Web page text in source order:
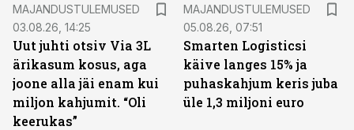
MAJANDUSTULEMUSED
03.08.26, 14:25
Uut juhti otsiv Via 3L
ärikasum kosus, aga
joone alla jäi enam kui
miljon kahjumit. “Oli
keerukas”
MAJANDUSTULEMUSED
05.08.26, 07:51
Smarten Logisticsi
käive langes 15% ja
puhaskahjum keris juba
üle 1,3 miljoni euro